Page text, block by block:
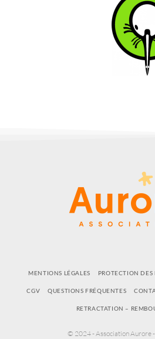
MENTIONS LÉGALES PROTECTION DES
CGV QUESTIONS FRÉQUENTES
RETRACTATION –
© 2024 - Association Aurore